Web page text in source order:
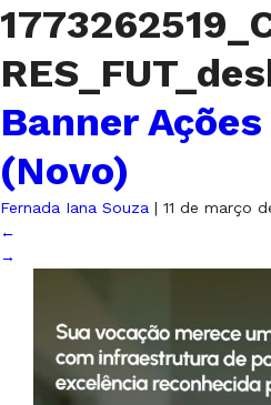
Banner
(Novo)
Fernada Iana Souza | 11 de março
←
→